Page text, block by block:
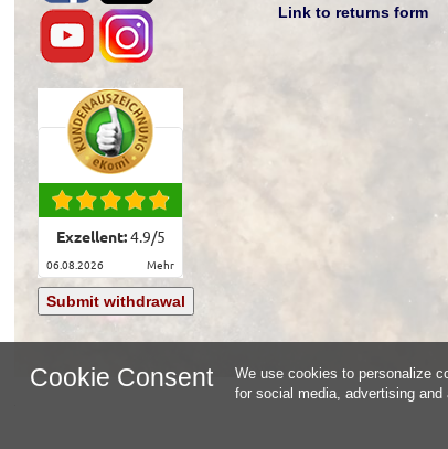
Exzellent:4.9/5
06.08.2026 mehr
Submit withdrawal
Link to returns form
Cookie Consent
We use cookies to personalize
for social media, advertising